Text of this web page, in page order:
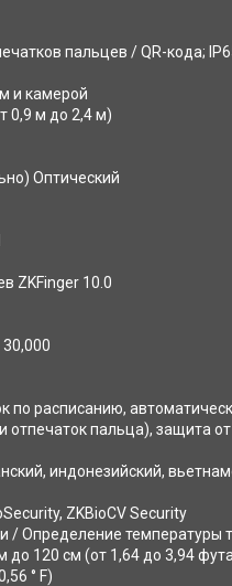
пальцев / QR-кода;
и камерой
0,9 м до 2,4 м)
Оптический
ZKFinger 10.0
расписанию,
пальца), защита
индонезийский,
ZKBioCV Security
/ Определение температуры
до 120 см (от 1,64 до 3,94
° F)